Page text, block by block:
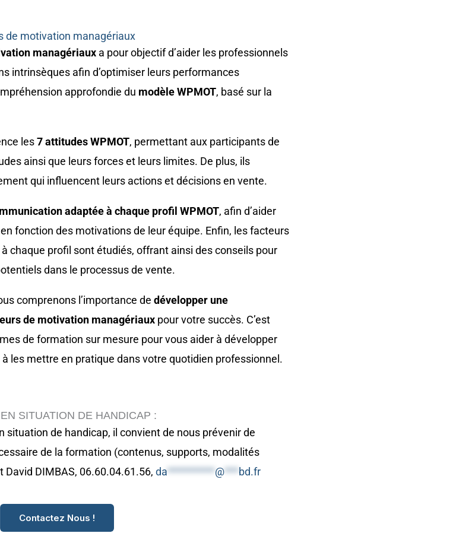
de motivation managériaux
managériauxa pour objectif d’aider les professionnels
intrinsèques afin d’optimiser leurs performances
approfondie du modèle WPMOT, basé sur la
les7 attitudes WPMOT, permettant aux participants de
ainsi que leurs forces et leurs limites. De plus, ils
qui influencent leurs actions et décisions en vente.
adaptée à chaque profil WPMOT, afin d’aider
fonction des motivations de leur équipe. Enfin, les facteurs
chaque profil sont étudiés, offrant ainsi des conseils pour
dans le processus de vente.
comprenons l’importance de développer une
de motivation managériauxpour votre succès. C’est
de formation sur mesure pour vous aider à développer
les mettre en pratique dans votre quotidien professionnel.
SITUATION DE HANDICAP :
situation de handicap, il convient de nous prévenir de
de la formation (contenus, supports, modalités
DIMBAS, 06.60.04.61.56, da**********@***bd.fr
Contactez Nous !